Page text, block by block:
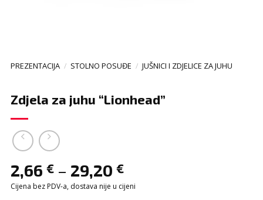
PREZENTACIJA / STOLNO POSUĐE / JUŠNICI I ZDJELICE ZA JUHU
Zdjela za juhu “Lionhead”
2,66€ – 29,20€
Cijena bez PDV-a, dostava nije u cijeni